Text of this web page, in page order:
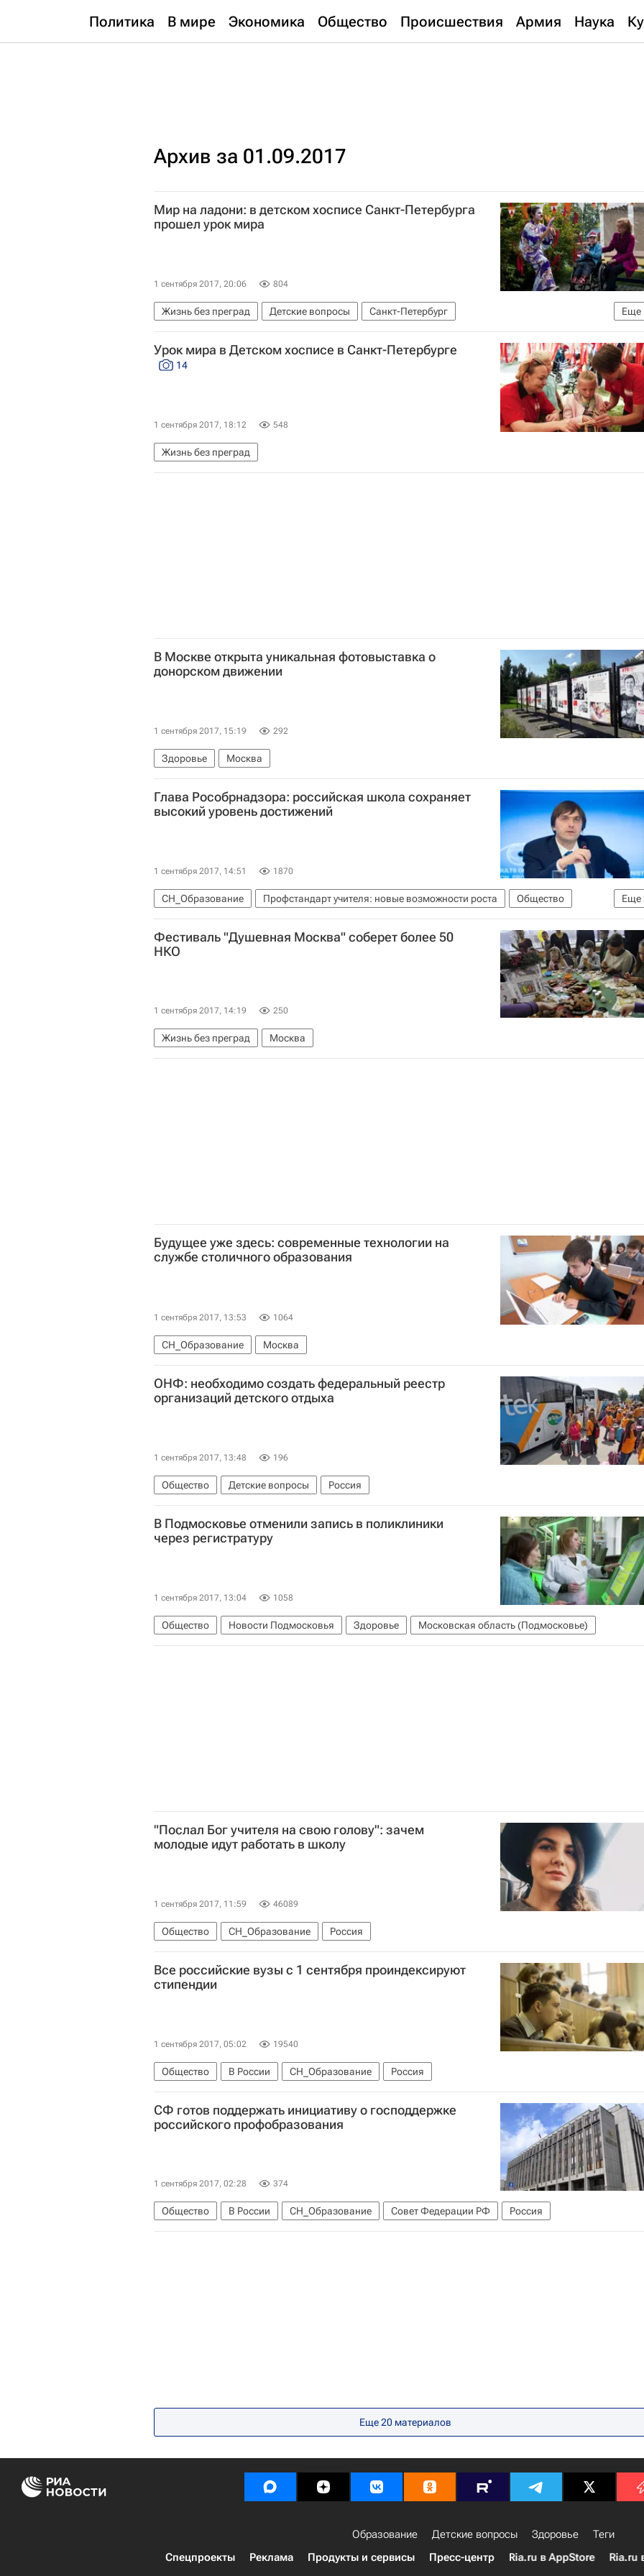
Политика В мире Экономика Общество Происшествия Армия Наука
Архив за 01.09.2017
Мир на ладони: в детском хосписе Санкт-Петербурга
прошел урок мира
1 сентября 2017, 20:06 804
Еще
Жизнь без преград Детские вопросы
Санкт-Петербург
Санкт-Петербургский детский хоспис
Урок мира в Детском хосписе в Санкт-Петербурге
14
1 сентября 2017, 18:12 548
Жизнь без преград
В Москве открыта уникальная фотовыставка о
донорском движении
1 сентября 2017, 15:19 292
Здоровье Москва
Глава Рособрнадзора: российская школа сохраняет
высокий уровень достижений
1 сентября 2017, 14:51 1870
Еще
СН_Образование Профстандарт учителя: новые возможности роста
Общество
Сергей Кравцов
Федеральная служба по надзору в сфере образования и науки (Рособрнадзор)
Фестиваль "Душевная Москва" соберет более 50
НКО
1 сентября 2017, 14:19 250
Жизнь без преград Москва
Будущее уже здесь: современные технологии на
службе столичного образования
1 сентября 2017, 13:53 1064
СН_Образование Москва
ОНФ: необходимо создать федеральный реестр
организаций детского отдыха
1 сентября 2017, 13:48 196
Общество Детские вопросы Россия
В Подмосковье отменили запись в поликлиники
через регистратуру
1 сентября 2017, 13:04 1058
Общество Новости Подмосковья Здоровье Московская область (Подмосковье)
"Послал Бог учителя на свою голову": зачем
молодые идут работать в школу
1 сентября 2017, 11:59 46089
Общество СН_Образование Россия
Все российские вузы с 1 сентября проиндексируют
стипендии
1 сентября 2017, 05:02 19540
Общество В России СН_Образование Россия
СФ готов поддержать инициативу о господдержке
российского профобразования
1 сентября 2017, 02:28 374
Общество В России СН_Образование Совет Федерации РФ Россия
Еще 20 материалов
Образование Детские вопросы Здоровье
Теги
Спецпроекты
Реклама Продукты и сервисы Пресс-центр Ria.ru в AppStore Ria.ru